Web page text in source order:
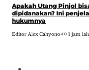
Apakah Utang Pinjol
dipidanakan? Ini
hukumnya
Editor Alex Cahyono• 1 jam